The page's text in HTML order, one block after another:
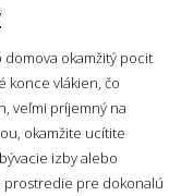
domova okamžitý pocit
konce vlákien, čo
veľmi príjemný na
okamžite ucítite
izby alebo
prostredie pre dokonalú